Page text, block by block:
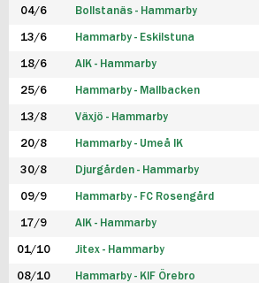
04/6 Bollstanäs - Hammarby
13/6 Hammarby - Eskilstuna
18/6 AIK - Hammarby
25/6 Hammarby - Mallbacken
13/8 Växjö - Hammarby
20/8 Hammarby - Umeå IK
30/8 Djurgården - Hammarby
09/9 Hammarby - FC Rosengård
17/9 AIK - Hammarby
01/10 Jitex - Hammarby
08/10 Hammarby - KIF Örebro